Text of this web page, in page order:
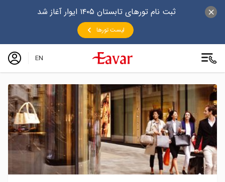
ثبت نام تورهای تابستان ۱۴۰۵ ایوار آغاز شد
لیست تورها
EN